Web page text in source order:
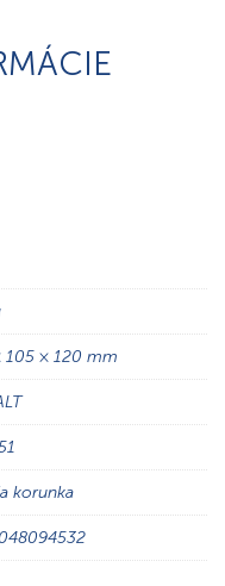
105 × 120 mm
korunka